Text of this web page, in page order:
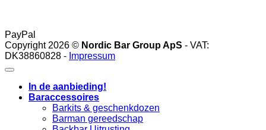
PayPal
Copyright 2026 © Nordic Bar Group ApS - VAT:
DK38860828 - Impressum
In de aanbieding!
Baraccessoires
Barkits & geschenkdozen
Barman gereedschap